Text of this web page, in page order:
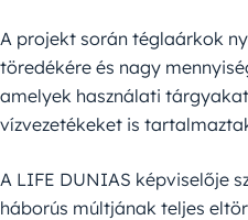
A projekt során téglaárkok
töredékére és nagy
amelyek használati
vízvezetékeket is
A LIFE DUNIAS képviselője
háborús múltjának teljes